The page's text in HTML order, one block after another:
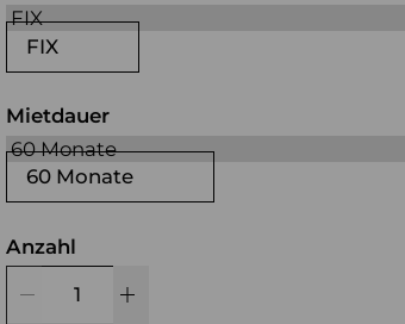
FIX
60 Monate
Mietdauer
Anzahl